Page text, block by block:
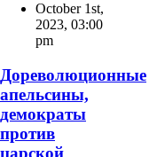
October 1st,
2023, 03:00
pm
Дореволюционные
апельсины,
демократы
против
царской